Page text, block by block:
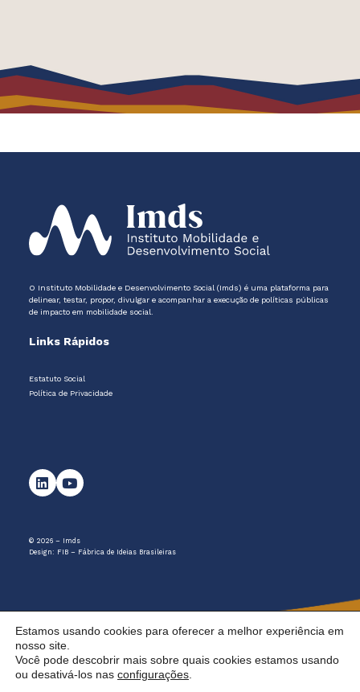
O Instituto Mobilidade e Desenvolvimento Social (Imds) é uma plataforma para
delinear, testar, propor, divulgar e acompanhar a execução de políticas públicas
de impacto em mobilidade social.
Links Rápidos
Estatuto Social
Política de Privacidade
© 2026 – Imds
Design: FIB – Fábrica de Ideias Brasileiras
Estamos usando cookies para oferecer a melhor experiência em
nosso site.
Você pode descobrir mais sobre quais cookies estamos usando
ou desativá-los nas configurações